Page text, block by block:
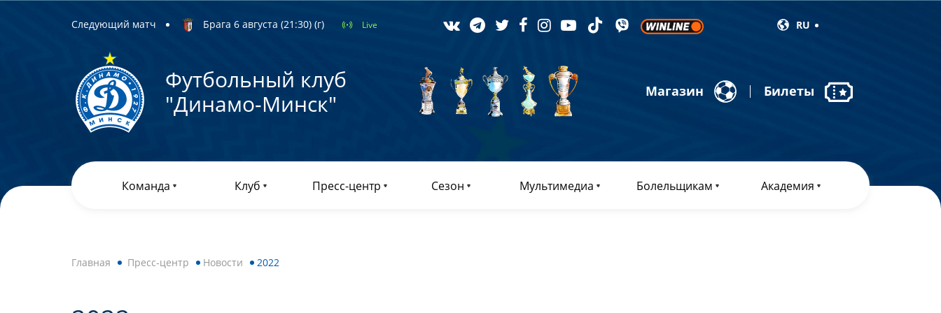
Следующий матч Брага 6 августа (21:30) (г) Live RU
Футбольный клуб
"Динамо-Минск"
Магазин Билеты
Команда Клуб Пресс-центр Сезон Мультимедиа Болельщикам Академия
Главная Пресс-центр Новости 2022